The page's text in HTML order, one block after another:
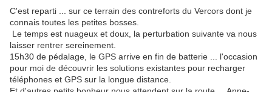
C'est reparti ... sur ce terrain des contreforts du Vercors dont je
connais toutes les petites bosses.
Le temps est nuageux et doux, la perturbation suivante va nous
laisser rentrer sereinement.
15h30 de pédalage, le GPS arrive en fin de batterie ... l'occasion
pour moi de découvrir les solutions existantes pour recharger
téléphones et GPS sur la longue distance.